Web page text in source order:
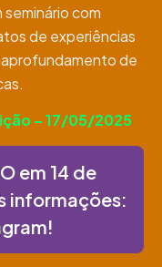
com
de experiências
de
– 17/05/2025
em 14 de
informações: